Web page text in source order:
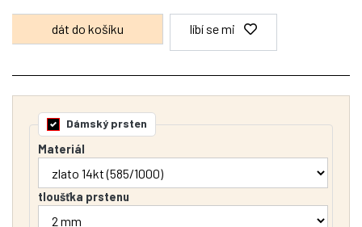
líbí se mi
Dámský prsten
Materiál
tloušťka prstenu